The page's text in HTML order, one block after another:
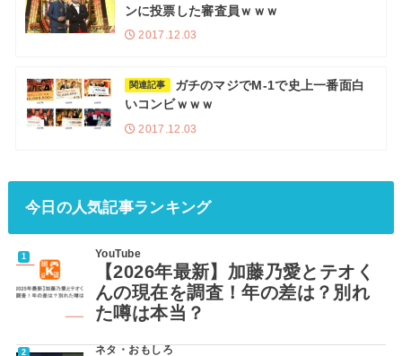
ンに投票した審査員ｗｗｗ
2017.12.03
関連記事
ガチのマジでM-1で史上一番面白
いコンビｗｗｗ
2017.12.03
今日の人気記事ランキング
YouTube
【2026年最新】加藤乃愛とテオく
んの現在を調査！年の差は？別れ
た噂は本当？
ネタ・おもしろ